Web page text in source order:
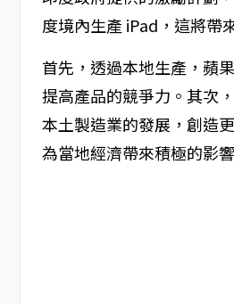
度境內生產 iPad，這將帶
首先，透過本地生產，蘋
提高產品的競爭力。其次
本土製造業的發展，創造
為當地經濟帶來積極的影